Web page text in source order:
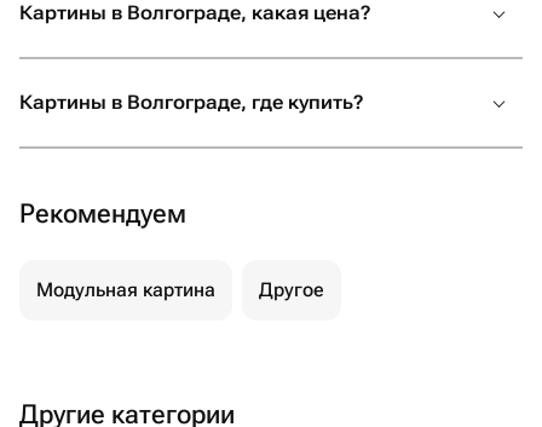
Картины в Волгограде, какая цена?
Картины в Волгограде, где купить?
Рекомендуем
Модульная картина Другое
Другие категории